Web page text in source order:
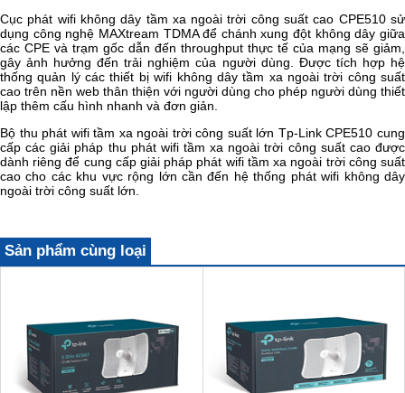
Cục phát wifi không dây tầm xa ngoài trời công suất cao CPE510 sử
dụng công nghệ MAXtream TDMA để chánh xung đột không dây giữa
các CPE và trạm gốc dẫn đến throughput thực tế của mạng sẽ giảm,
gây ảnh hưởng đến trải nghiệm của người dùng. Được tích hợp hệ
thống quản lý các thiết bị wifi không dây tầm xa ngoài trời công suất
cao trên nền web thân thiện với người dùng cho phép người dùng thiết
lập thêm cấu hình nhanh và đơn giản.
Bộ thu phát wifi tầm xa ngoài trời công suất lớn Tp-Link CPE510 cung
cấp các giải pháp thu phát wifi tầm xa ngoài trời công suất cao được
dành riêng để cung cấp giải pháp phát wifi tầm xa ngoài trời công suất
cao cho các khu vực rộng lớn cần đến hệ thống phát wifi không dây
ngoài trời công suất lớn.
Sản phẩm cùng loại